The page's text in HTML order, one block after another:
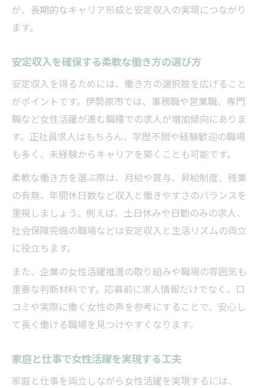
が、長期的なキャリア形成と安定収入の実現につながり
ます。
安定収入を確保する柔軟な働き方の選び方
安定収入を得るためには、働き方の選択肢を広げること
がポイントです。伊勢原市では、事務職や営業職、専門
職など女性活躍が進む職種での求人が増加傾向にありま
す。正社員求人はもちろん、学歴不問や経験歓迎の職場
も多く、未経験からキャリアを築くことも可能です。
柔軟な働き方を選ぶ際は、月給や賞与、昇給制度、残業
の有無、年間休日数など収入と働きやすさのバランスを
重視しましょう。例えば、土日休みや日勤のみの求人、
社会保険完備の職場などは安定収入と生活リズムの両立
に役立ちます。
また、企業の女性活躍推進の取り組みや職場の雰囲気も
重要な判断材料です。応募前に求人情報だけでなく、口
コミや実際に働く女性の声を参考にすることで、安心し
て長く働ける職場を見つけやすくなります。
家庭と仕事で女性活躍を実現する工夫
家庭と仕事を両立しながら女性活躍を実現するには、